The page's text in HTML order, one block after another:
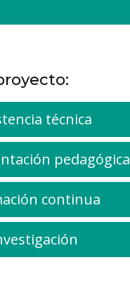
técnica
pedagógica
continua